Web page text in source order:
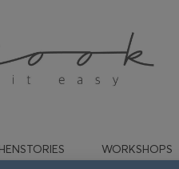
WORKSHOPS